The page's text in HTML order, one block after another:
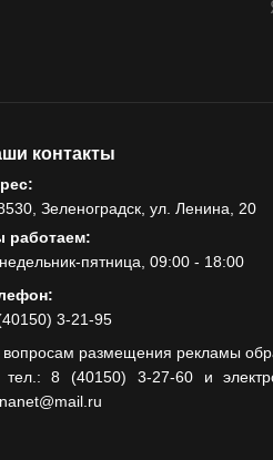
контакты
Зеленоградск, ул. Ленина, 20
работаем:
пятница, 09:00 - 18:00
3-21-95
размещения рекламы
тел.: 8 (40150) 3-27-60 и